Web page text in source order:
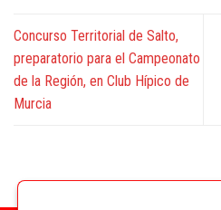
Concurso Territorial de Salto,
preparatorio para el Campeonato
de la Región, en Club Hípico de
Murcia